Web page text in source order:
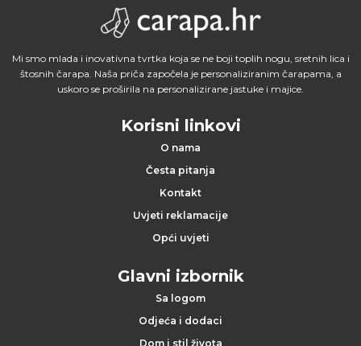
Mi smo mlada i inovativna tvrtka koja se ne boji toplih nogu, sretnih lica i
štosnih čarapa. Naša priča započela je personaliziranim čarapama, a
uskoro se proširila na personalizirane jastuke i majice.
Korisni linkovi
O nama
Česta pitanja
Kontakt
Uvjeti reklamacije
Opći uvjeti
Glavni izbornik
Sa logom
Odjeća i dodaci
Dom i stil života